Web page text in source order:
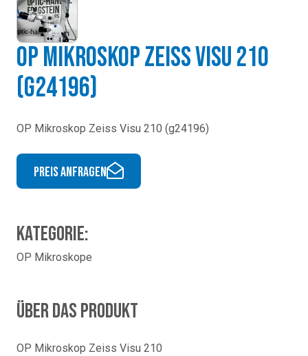
OP Mikroskop Zeiss Visu 210
(g24196)
OP Mikroskop Zeiss Visu 210 (g24196)
Preis anfragen
Kategorie:
OP Mikroskope
Über das Produkt
OP Mikroskop Zeiss Visu 210